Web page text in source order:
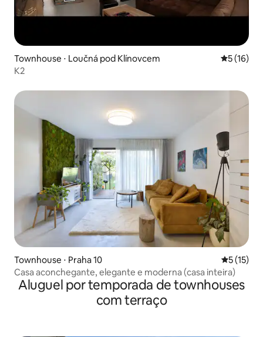
Townhouse ⋅ Loučná pod Klínovcem 5 de uma
5 (16)
K2
Townhouse ⋅ Praha 10 5 de uma
5 (15)
Casa aconchegante, elegante e moderna (casa inteira)
Aluguel por temporada de townhouses
com terraço